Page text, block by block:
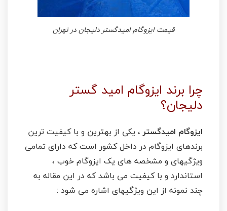
قیمت ایزوگام امیدگستر دلیجان در تهران
چرا برند ایزوگام امید گستر
دلیجان؟
ایزوگام امیدگستر، یکی از بهترین و با کیفیت ترین
برندهای ایزوگام در داخل کشور است که دارای تمامی
ویژگیهای و مشخصه های یک ایزوگام خوب ،
استاندارد و با کیفیت می باشد که در این مقاله به
چند نمونه از این ویژگیهای اشاره می شود :